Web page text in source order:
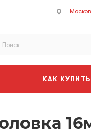
КАК КУПИТЬ